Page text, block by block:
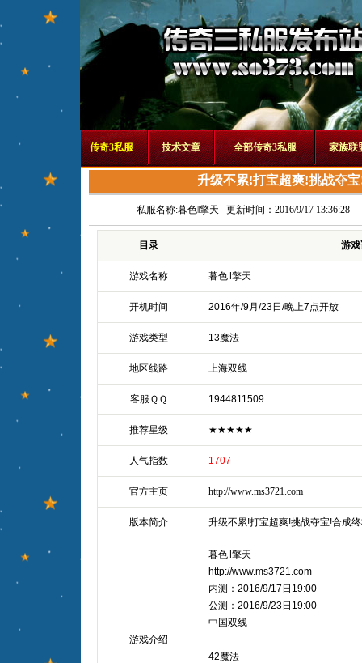
传奇3私服 技术文章 全部传奇3私服 家族联
升级不累!打宝超爽!挑战夺
私服名称:暮色‖擎天 更新时间：2016/9/17 13:36:28
目录 游
游戏名称 暮色‖擎天
开机时间 2016年/9月/23日/晚上7点开放
游戏类型 13魔法
地区线路 上海双线
客服ＱＱ 1944811509
推荐星级 ★★★★★
人气指数 1707
官方主页 http://www.ms3721.com
版本简介 升级不累!打宝超爽!挑战夺宝!合成
游戏介绍
暮色‖擎天
http://www.ms3721.com
内测：2016/9/17日19:00
公测：2016/9/23日19:00
中国双线
42魔法